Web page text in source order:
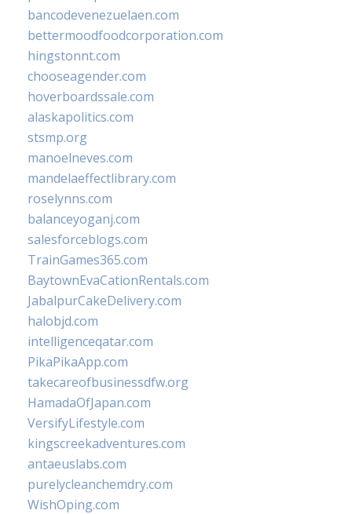
bancodevenezuelaen.com
bettermoodfoodcorporation.com
hingstonnt.com
chooseagender.com
hoverboardssale.com
alaskapolitics.com
stsmp.org
manoelneves.com
mandelaeffectlibrary.com
roselynns.com
balanceyoganj.com
salesforceblogs.com
TrainGames365.com
BaytownEvaCationRentals.com
JabalpurCakeDelivery.com
halobjd.com
intelligenceqatar.com
PikaPikaApp.com
takecareofbusinessdfw.org
HamadaOfJapan.com
VersifyLifestyle.com
kingscreekadventures.com
antaeuslabs.com
purelycleanchemdry.com
WishOping.com